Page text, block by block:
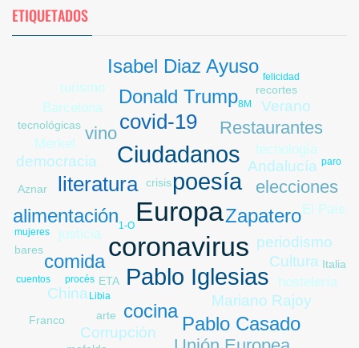
ETIQUETADOS
Europa
coronavirus
poesía
Ciudadanos
Pablo Iglesias
covid-19
literatura
Zapatero
alimentación
cocina
Donald Trump
Pablo Casado
comida
Isabel Diaz Ayuso
elecciones
Restaurantes
vino
Mariano Rajoy
Andalucía
Cultura
democracia
China
Verano
Corrupción
periodismo
tecnología
hostelería
Barcelona
El País
justicia
turismo
Merkel
arte
bares
tecnológicas
crisis
recortes
Aznar
ETA
Franco
Italia
cuentos
mujeres
1-O
8M
felicidad
Libia
paro
procés